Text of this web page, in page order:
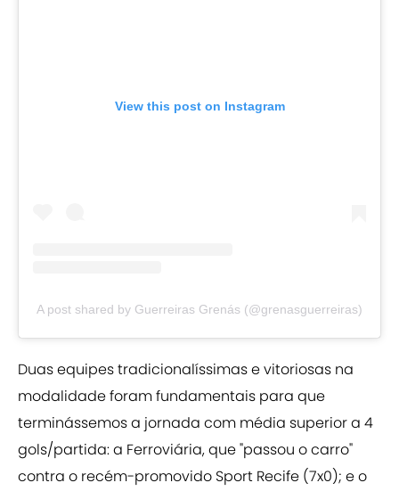
View this post on Instagram
A post shared by Guerreiras Grenás (@grenasguerreiras)
Duas equipes tradicionalíssimas e vitoriosas na
modalidade foram fundamentais para que
terminássemos a jornada com média superior a 4
gols/partida: a Ferroviária, que "passou o carro"
contra o recém-promovido Sport Recife (7x0); e o